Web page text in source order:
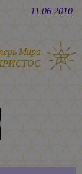
Мира